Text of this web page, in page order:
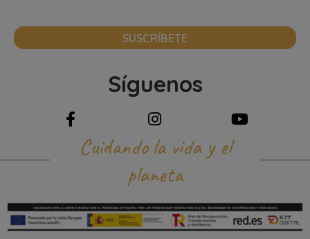
SUSCRÍBETE
Síguenos
Cuidando la vida y el
planeta